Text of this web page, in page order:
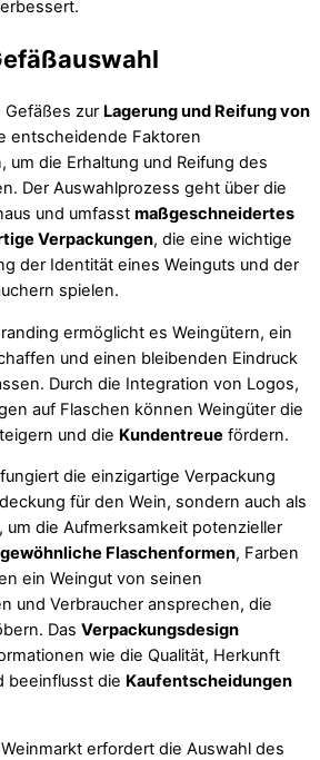
Gefäßes zur Lagerung und Reifung von
entscheidende Faktoren
um die Erhaltung und Reifung des
Der Auswahlprozess geht über die
und umfasst maßgeschneidertes
Verpackungen, die eine wichtige
der Identität eines Weinguts und der
spielen.
ermöglicht es Weingütern, ein
und einen bleibenden Eindruck
Durch die Integration von Logos,
auf Flaschen können Weingüter die
und die Kundentreue fördern.
die einzigartige Verpackung
für den Wein, sondern auch als
, um die Aufmerksamkeit potenzieller
Flaschenformen, Farben
ein Weingut von seinen
und Verbraucher ansprechen, die
Das Verpackungsdesign
wie die Qualität, Herkunft
beeinflusst die Kaufentscheidungen
erfordert die Auswahl des